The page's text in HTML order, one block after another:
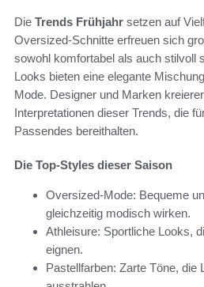
Die Trends Frühjahr setzen auf
Oversized-Schnitte erfreuen sich
sowohl komfortabel als auch stilvoll
Looks bieten eine elegante
Mode. Designer und Marken
Interpretationen dieser Trends, die
Passendes bereithalten.
Die Top-Styles dieser Saison
Oversized-Mode: Bequeme
gleichzeitig modisch wirken.
Athleisure: Sportliche Looks,
eignen.
Pastellfarben: Zarte Töne, die